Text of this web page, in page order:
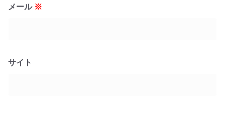
メール ※
サイト